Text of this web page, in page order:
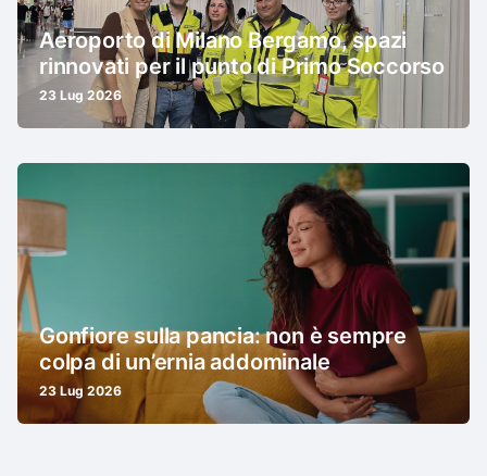
Aeroporto di Milano Bergamo, spazi
rinnovati per il punto di Primo Soccorso
23 Lug 2026
Gonfiore sulla pancia: non è sempre
colpa di un’ernia addominale
23 Lug 2026